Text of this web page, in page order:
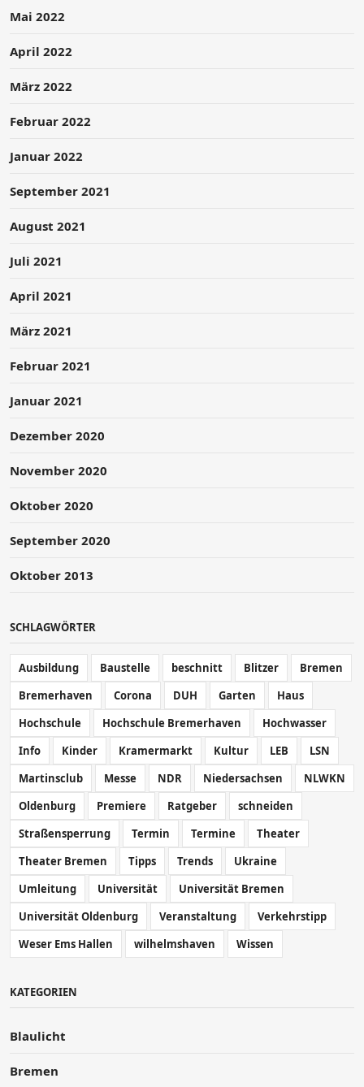
Mai 2022
April 2022
März 2022
Februar 2022
Januar 2022
September 2021
August 2021
Juli 2021
April 2021
März 2021
Februar 2021
Januar 2021
Dezember 2020
November 2020
Oktober 2020
September 2020
Oktober 2013
SCHLAGWÖRTER
Ausbildung Baustelle beschnitt Blitzer
Bremen
Bremerhaven
Corona DUH Garten
Haus
Hochschule
Hochschule Bremerhaven
Hochwasser
Info
Kinder Kramermarkt Kultur LEB
LSN
Martinsclub
Messe NDR Niedersachsen
NLWKN
Oldenburg
Premiere Ratgeber
schneiden
Straßensperrung
Termin Termine
Theater
Theater Bremen
Tipps Trends
Ukraine
Umleitung
Universität
Universität Bremen
Universität Oldenburg
Veranstaltung
Verkehrstipp
Weser Ems Hallen
wilhelmshaven Wissen
KATEGORIEN
Blaulicht
Bremen